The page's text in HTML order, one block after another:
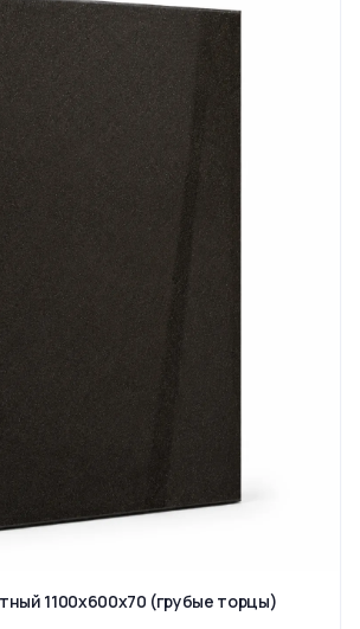
1100x600x70 (грубые торцы)